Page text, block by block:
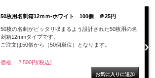
50枚用名刺箱12ｍｍ-ホワイト 100個 ＠25円
50枚の名刺がピッタリ収まるよう設計された50枚用の名
刺箱12mmタイプです。
ご注文は50個から（50個単位）となります。
価格： 2,500円(税込)